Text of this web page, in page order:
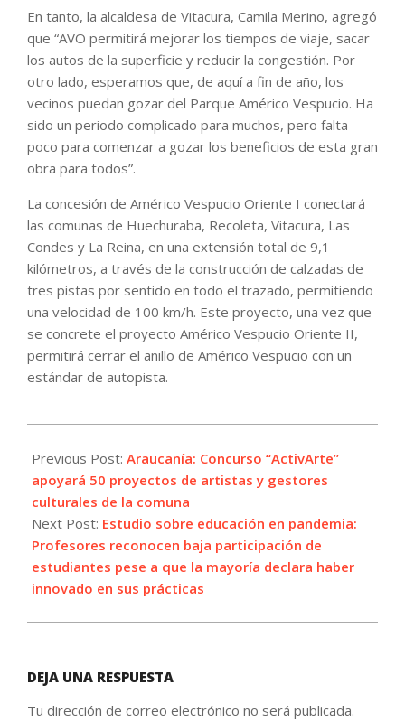
En tanto, la alcaldesa de Vitacura, Camila Merino, agregó
que “AVO permitirá mejorar los tiempos de viaje, sacar
los autos de la superficie y reducir la congestión. Por
otro lado, esperamos que, de aquí a fin de año, los
vecinos puedan gozar del Parque Américo Vespucio. Ha
sido un periodo complicado para muchos, pero falta
poco para comenzar a gozar los beneficios de esta gran
obra para todos”.
La concesión de Américo Vespucio Oriente I conectará
las comunas de Huechuraba, Recoleta, Vitacura, Las
Condes y La Reina, en una extensión total de 9,1
kilómetros, a través de la construcción de calzadas de
tres pistas por sentido en todo el trazado, permitiendo
una velocidad de 100 km/h. Este proyecto, una vez que
se concrete el proyecto Américo Vespucio Oriente II,
permitirá cerrar el anillo de Américo Vespucio con un
estándar de autopista.
08-
09
Previous Post: Araucanía: Concurso “ActivArte”
apoyará 50 proyectos de artistas y gestores
culturales de la comuna
Next Post: Estudio sobre educación en pandemia:
Profesores reconocen baja participación de
estudiantes pese a que la mayoría declara haber
innovado en sus prácticas
DEJA UNA RESPUESTA
Tu dirección de correo electrónico no será publicada.